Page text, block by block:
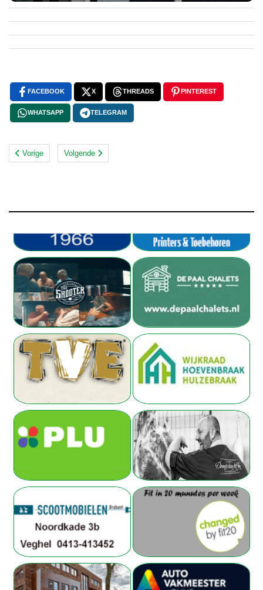
FACEBOOK X THREADS PINTEREST
WHATSAPP TELEGRAM
Vorige Volgende